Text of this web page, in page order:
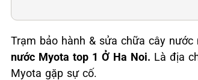
Trạm bảo hành & sửa chữa cây
nước Myota top 1 Ở Ha Noi. Là địa
Myota gặp sự cố.